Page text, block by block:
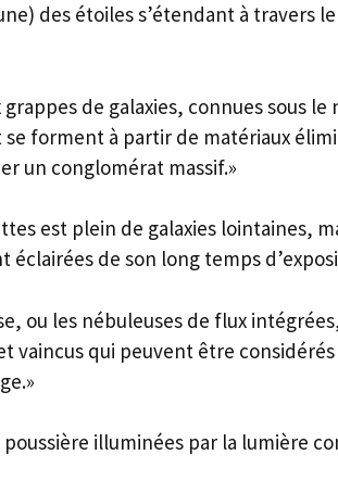
des étoiles s’étendant à travers
de galaxies, connues sous le
forment à partir de matériaux
un conglomérat massif.»
est plein de galaxies lointaines,
de son long temps
ou les nébuleuses de flux
vaincus qui peuvent être
illuminées par la lumière